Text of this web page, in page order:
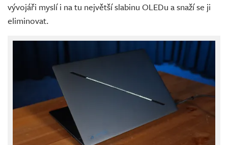
vývojáři myslí i na tu největší slabinu OLEDu a snaží se ji
eliminovat.